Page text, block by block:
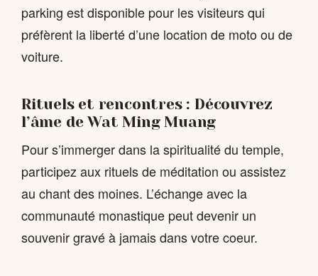
parking est disponible pour les visiteurs qui
préfèrent la liberté d’une location de moto ou de
voiture.
Rituels et rencontres : Découvrez
l’âme de Wat Ming Muang
Pour s’immerger dans la spiritualité du temple,
participez aux rituels de méditation ou assistez
au chant des moines. L’échange avec la
communauté monastique peut devenir un
souvenir gravé à jamais dans votre coeur.